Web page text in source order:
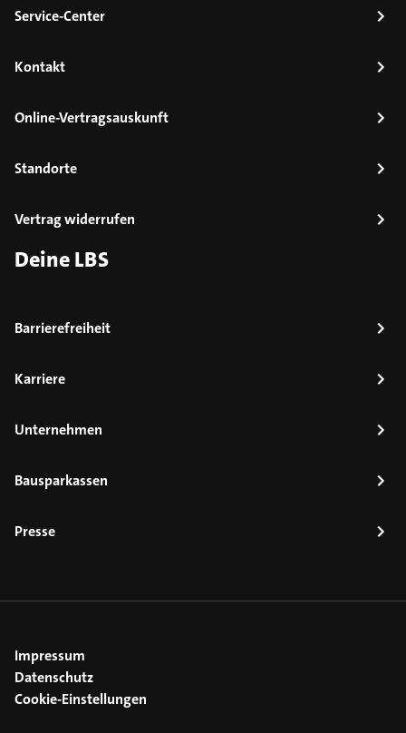
Service-Center
Kontakt
Online-Vertragsauskunft
Standorte
Vertrag widerrufen
Deine LBS
Barrierefreiheit
Karriere
Unternehmen
Bausparkassen
Presse
Impressum
Datenschutz
Cookie-Einstellungen